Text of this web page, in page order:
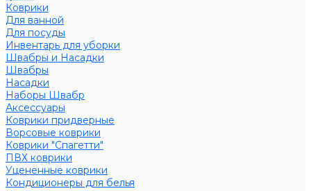
Коврики
Для ванной
Для посуды
Инвентарь для уборки
Швабры и Насадки
Швабры
Насадки
Наборы Швабр
Аксессуары
Коврики придверные
Ворсовые коврики
Коврики "Спагетти"
ПВХ коврики
Уцененные коврики
Кондиционеры для белья